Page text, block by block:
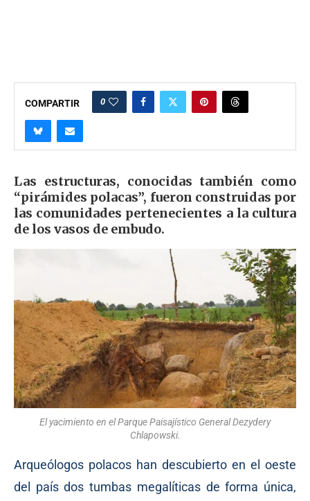
COMPARTIR 0
Las estructuras, conocidas también como
“pirámides polacas”, fueron construidas por
las comunidades pertenecientes a la cultura
de los vasos de embudo.
El yacimiento en el Parque Paisajístico General Dezydery
Chlapowski.
Arqueólogos polacos han descubierto en el oeste
del país dos tumbas megalíticas de forma única,